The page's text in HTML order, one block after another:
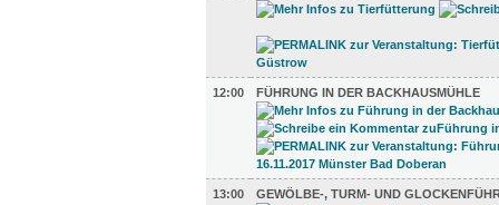
12:00 FÜHRUNG IN DER BACKHAUSMÜHLE
13:00 GEWÖLBE-, TURM- UND